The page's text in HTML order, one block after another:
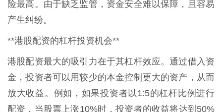
险最高。由于缺乏监管，资金安全难以保障，且容易
产生纠纷。
**港股配资的杠杆投资机会**
港股配资最大的吸引力在于其杠杆效应。通过借入资
金，投资者可以用较少的本金控制更大的资产，从而
放大收益。例如，如果投资者以1:5的杠杆比例进行
配资，当股票上涨10%时，投资者的收益将达到50%